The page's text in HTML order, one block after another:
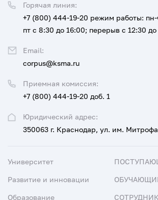
Юридический адрес:
350063 г. Краснодар, ул. им.
Приемная комиссия:
+7 (800) 444-19-20 доб. 1
Горячая линия:
+7 (800) 444-19-20 режим работы: пн-
пт с 8:30 до 16:00; перерыв с 12:30 до
Email:
corpus@ksma.ru
Университет
Развитие и инновации
Образование